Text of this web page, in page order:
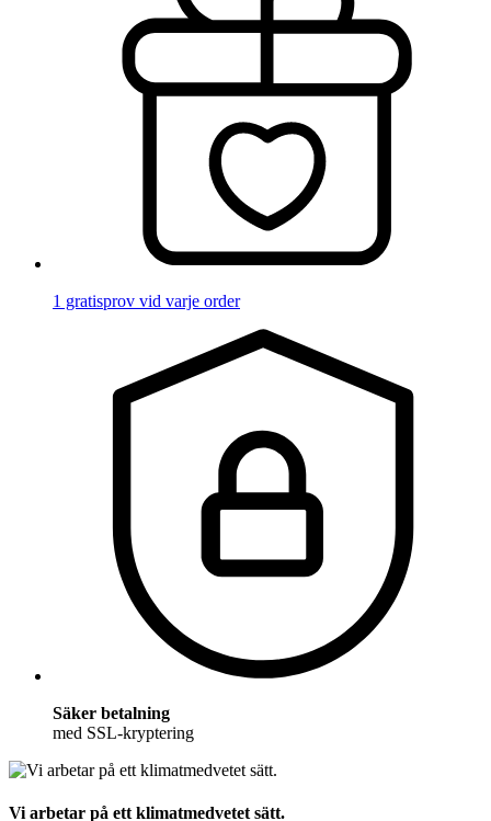
1 gratisprov vid varje order
Säker betalning
med SSL-kryptering
Vi arbetar på ett klimatmedvetet sätt.